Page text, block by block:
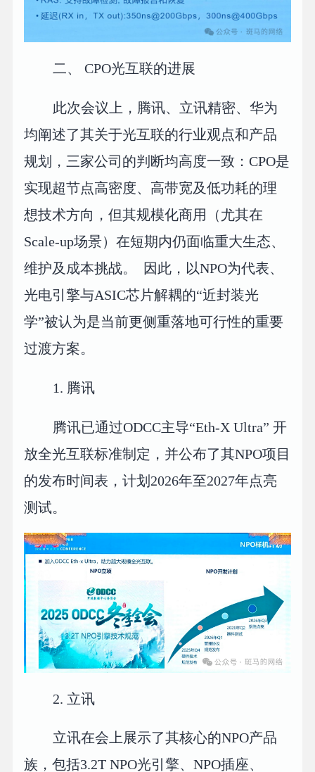
二、 CPO光互联的进展
此次会议上，腾讯、立讯精密、华为
均阐述了其关于光互联的行业观点和产品
规划，三家公司的判断均高度一致：CPO是
实现超节点高密度、高带宽及低功耗的理
想技术方向，但其规模化商用（尤其在
Scale-up场景）在短期内仍面临重大生态、
维护及成本挑战。 因此，以NPO为代表、
光电引擎与ASIC芯片解耦的“近封装光
学”被认为是当前更侧重落地可行性的重要
过渡方案。
1. 腾讯
腾讯已通过ODCC主导“Eth-X Ultra” 开
放全光互联标准制定，并公布了其NPO项目
的发布时间表，计划2026年至2027年点亮
测试。
2. 立讯
立讯在会上展示了其核心的NPO产品
族，包括3.2T NPO光引擎、NPO插座、